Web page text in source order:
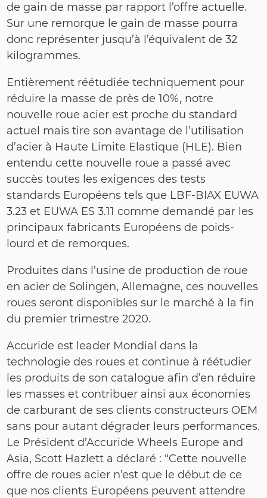
de gain de masse par rapport l’offre actuelle.
Sur une remorque le gain de masse pourra
donc représenter jusqu’à l’équivalent de 32
kilogrammes.
Entièrement réétudiée techniquement pour
réduire la masse de près de 10%, notre
nouvelle roue acier est proche du standard
actuel mais tire son avantage de l’utilisation
d’acier à Haute Limite Elastique (HLE). Bien
entendu cette nouvelle roue a passé avec
succès toutes les exigences des tests
standards Européens tels que LBF-BIAX EUWA
3.23 et EUWA ES 3.11 comme demandé par les
principaux fabricants Européens de poids-
lourd et de remorques.
Produites dans l’usine de production de roue
en acier de Solingen, Allemagne, ces nouvelles
roues seront disponibles sur le marché à la fin
du premier trimestre 2020.
Accuride est leader Mondial dans la
technologie des roues et continue à réétudier
les produits de son catalogue afin d’en réduire
les masses et contribuer ainsi aux économies
de carburant de ses clients constructeurs OEM
sans pour autant dégrader leurs performances.
Le Président d’Accuride Wheels Europe and
Asia, Scott Hazlett a déclaré : “Cette nouvelle
offre de roues acier n’est que le début de ce
que nos clients Européens peuvent attendre